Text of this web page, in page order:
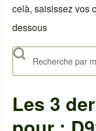
celà, saisissez vos
dessous
Rechercher
Les 3